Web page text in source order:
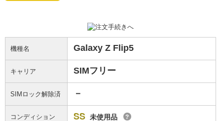
機種名 Galaxy Z Flip5
キャリア SIMフリー
SIMロック解除済 －
コンディション SS 未使用品 ?